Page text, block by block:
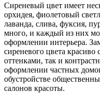
Сиреневый цвет имеет
орхидея, фиолетовый
лаванда, слива, фуксия,
много, и каждый из них
оформлении интерьера.
сиреневого цвета
оттенками, так и
оформлении частных
обустройстве
салонов красоты.